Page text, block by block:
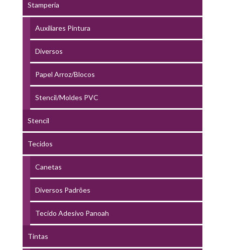
Stamperia
Auxiliares Pintura
Diversos
Papel Arroz/Blocos
Stencil/Moldes PVC
Stencil
Tecidos
Canetas
Diversos Padrões
Tecido Adesivo Panoah
Tintas